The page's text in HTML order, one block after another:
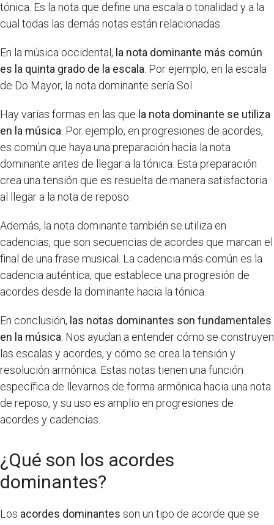
tónica. Es la nota que define una escala o tonalidad y a la
cual todas las demás notas están relacionadas.
En la música occidental, la nota dominante más común
es la quinta grado de la escala . Por ejemplo, en la escala
de Do Mayor, la nota dominante sería Sol.
Hay varias formas en las que la nota dominante se utiliza
en la música . Por ejemplo, en progresiones de acordes,
es común que haya una preparación hacia la nota
dominante antes de llegar a la tónica. Esta preparación
crea una tensión que es resuelta de manera satisfactoria
al llegar a la nota de reposo.
Además, la nota dominante también se utiliza en
cadencias, que son secuencias de acordes que marcan el
final de una frase musical. La cadencia más común es la
cadencia auténtica, que establece una progresión de
acordes desde la dominante hacia la tónica.
En conclusión, las notas dominantes son fundamentales
en la música . Nos ayudan a entender cómo se construyen
las escalas y acordes, y cómo se crea la tensión y
resolución armónica. Estas notas tienen una función
específica de llevarnos de forma armónica hacia una nota
de reposo, y su uso es amplio en progresiones de
acordes y cadencias.
¿Qué son los acordes
dominantes?
Los acordes dominantes son un tipo de acorde que se